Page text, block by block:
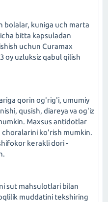
bolalar, kuniga uch marta
bitta kapsuladan
uchun Curamax
oy uzluksiz qabul qilish
qorin og'rig'i, umumiy
qusish, diareya va og'iz
Maxsus antidotlar
ko'rish mumkin.
kerakli dori -
sut mahsulotlari bilan
muddatini tekshiring